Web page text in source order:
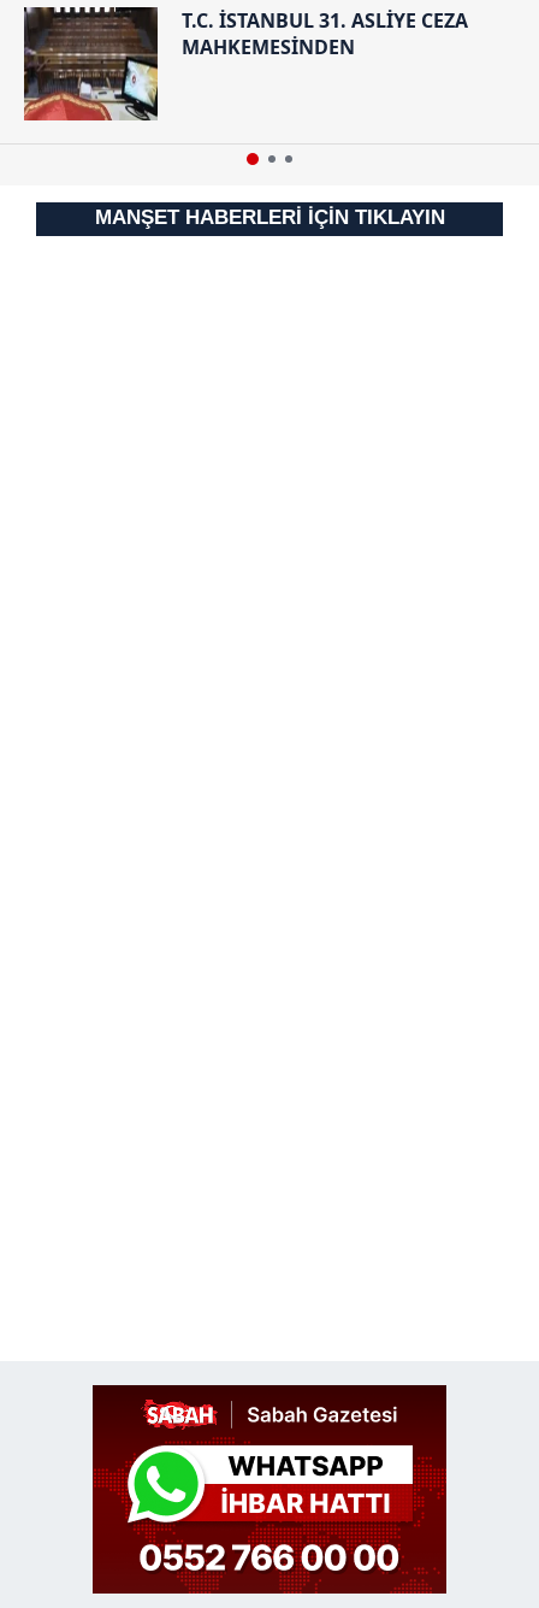
Sitemizde kendimize ve üçüncü kişilere ait çerezler
kullanılmaktadır. Bu çerezler vasıtasıyla çeşitli kişisel
verileriniz işlenmekte olup gerekli olan çerezler bilgi
toplumu hizmetlerinin sunulması amacıyla
kullanılmaktadır. Diğer çerezler, sitemizin daha işlevsel
kılınması ve kişiselleştirilmesi ve sizlere yönelik
reklam/pazarlama faaliyetlerinin yapılması, amaçlarıyla
sınırlı olarak açık rızanız dahilinde kullanılacaktır.
T.C. İSTANBUL 31. ASLİYE CEZA
MAHKEMESİNDEN
MANŞET HABERLERİ İÇİN TIKLAYIN